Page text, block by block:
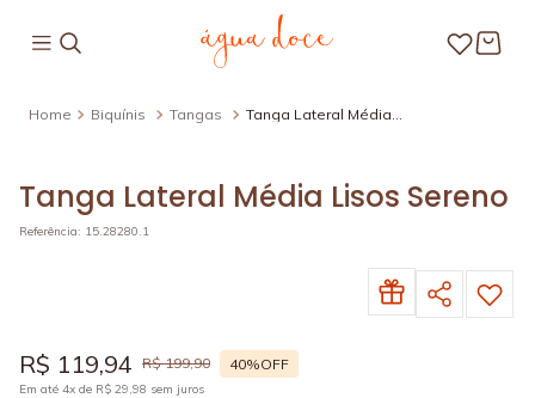
Biquínis Tangas
Tanga Lateral Média
Tanga Lateral Média Lisos Sereno
Referência: 15.28280.1
R$ 119,94 R$ 199,90 40%OFF
Em até 4x de R$ 29,98 sem juros